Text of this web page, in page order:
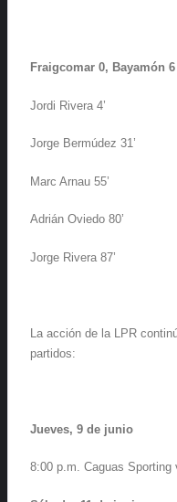
Fraigcomar 0, Bayamón 6
Jordi Rivera 4’
Jorge Bermúdez 31’
Marc Arnau 55’
Adrián Oviedo 80’
Jorge Rivera 87’
La acción de la LPR
partidos:
Jueves, 9 de junio
8:00 p.m. Caguas